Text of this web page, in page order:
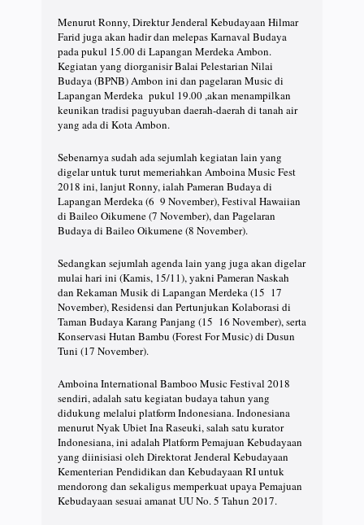
Menurut Ronny, Direktur Jenderal Kebudayaan Hilmar
Farid juga akan hadir dan melepas Karnaval Budaya
pada pukul 15.00 di Lapangan Merdeka Ambon.
Kegiatan yang diorganisir Balai Pelestarian Nilai
Budaya (BPNB) Ambon ini dan pagelaran Music di
Lapangan Merdeka pukul 19.00 ,akan menampilkan
keunikan tradisi paguyuban daerah-daerah di tanah air
yang ada di Kota Ambon.
Sebenarnya sudah ada sejumlah kegiatan lain yang
digelar untuk turut memeriahkan Amboina Music Fest
2018 ini, lanjut Ronny, ialah Pameran Budaya di
Lapangan Merdeka (6 9 November), Festival Hawaiian
di Baileo Oikumene (7 November), dan Pagelaran
Budaya di Baileo Oikumene (8 November).
Sedangkan sejumlah agenda lain yang juga akan digelar
mulai hari ini (Kamis, 15/11), yakni Pameran Naskah
dan Rekaman Musik di Lapangan Merdeka (15 17
November), Residensi dan Pertunjukan Kolaborasi di
Taman Budaya Karang Panjang (15 16 November), serta
Konservasi Hutan Bambu (Forest For Music) di Dusun
Tuni (17 November).
Amboina International Bamboo Music Festival 2018
sendiri, adalah satu kegiatan budaya tahun yang
didukung melalui platform Indonesiana. Indonesiana
menurut Nyak Ubiet Ina Raseuki, salah satu kurator
Indonesiana, ini adalah Platform Pemajuan Kebudayaan
yang diinisiasi oleh Direktorat Jenderal Kebudayaan
Kementerian Pendidikan dan Kebudayaan RI untuk
mendorong dan sekaligus memperkuat upaya Pemajuan
Kebudayaan sesuai amanat UU No. 5 Tahun 2017.